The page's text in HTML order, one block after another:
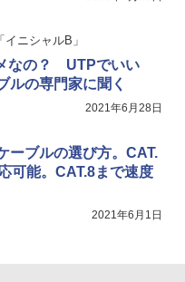
ニシャルB」
なの？ UTPでいい
の専門家に聞く
2021年6月28日
ーブルの選び方。CAT.
可能。CAT.8まで速度
2021年6月1日